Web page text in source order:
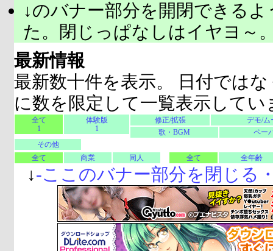
↓のバナー部分を開閉できる
た。閉じっぱなしはイヤヨ～
最新情報
最新数十件を表示。 日付では
に数を限定して一覧表示してい
全て
1
体験版
1
修正/拡張
デモ/ム
歌・BGM
ペー
その他
全て
商業 同人 全て 全年齢
↓-ここのバナー部分を閉じる